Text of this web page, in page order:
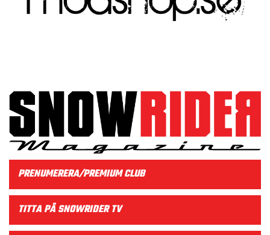
PRENUMERERA/PREMIUM CLUB
TITTA PÅ SNOWRIDER TV